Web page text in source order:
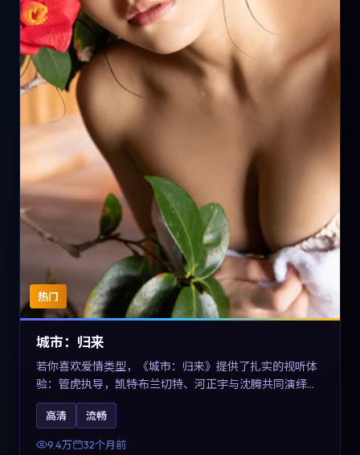
热门
城市：归来
若你喜欢爱情类型，《城市：归来》提供了扎实的视听体
验：管虎执导，凯特·布兰切特、河正宇与沈腾共同演绎。
影片2023年于德国上映，内容在有限空间内完成高密度的
戏剧冲突，关键词包含高清流畅、人物关系与情节反转，
适合检索「2023爱情」「德国电影」的用户。
高清 流畅
9.4万 32个月前